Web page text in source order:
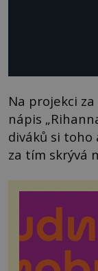
Na projekci
nápis
diváků si toho
za tím skrývá